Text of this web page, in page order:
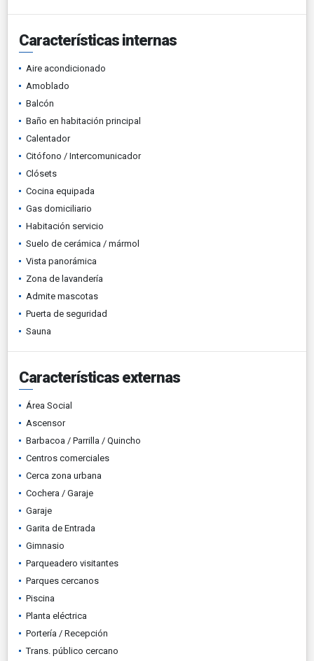
Características internas
Aire acondicionado
Amoblado
Balcón
Baño en habitación principal
Calentador
Citófono / Intercomunicador
Clósets
Cocina equipada
Gas domiciliario
Habitación servicio
Suelo de cerámica / mármol
Vista panorámica
Zona de lavandería
Admite mascotas
Puerta de seguridad
Sauna
Características externas
Área Social
Ascensor
Barbacoa / Parrilla / Quincho
Centros comerciales
Cerca zona urbana
Cochera / Garaje
Garaje
Garita de Entrada
Gimnasio
Parqueadero visitantes
Parques cercanos
Piscina
Planta eléctrica
Portería / Recepción
Trans. público cercano